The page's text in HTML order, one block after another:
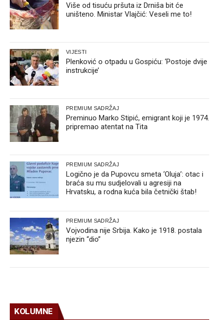
Više od tisuću pršuta iz Drniša bit će
uništeno. Ministar Vlajčić: Veseli me to!
VIJESTI
Plenković o otpadu u Gospiću: ‘Postoje dvije
instrukcije’
PREMIUM SADRŽAJ
Preminuo Marko Stipić, emigrant koji je 1974.
pripremao atentat na Tita
PREMIUM SADRŽAJ
Logično je da Pupovcu smeta ‘Oluja’: otac i
braća su mu sudjelovali u agresiji na
Hrvatsku, a rodna kuća bila četnički štab!
PREMIUM SADRŽAJ
Vojvodina nije Srbija. Kako je 1918. postala
njezin “dio”
KOLUMNE